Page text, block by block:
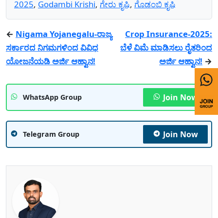
2025, Godambi Krishi, ಗೇರು ಕೃಷಿ, ಗೊಡಂಬಿ ಕೃಷಿ
← Nigama Yojanegalu-ರಾಜ್ಯ
ಸರ್ಕಾರದ ನಿಗಮಗಳಿಂದ ವಿವಿಧ
ಯೋಜನೆಯಡಿ ಅರ್ಜಿ ಆಹ್ವಾನ!
Crop Insurance-2025:
ಬೆಳೆ ವಿಮೆ ಮಾಡಿಸಲು ರೈತರಿಂದ
ಅರ್ಜಿ ಆಹ್ವಾನ! →
WhatsApp Group Join Now
Telegram Group Join Now